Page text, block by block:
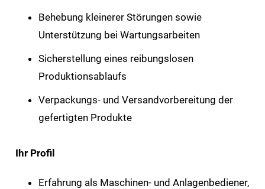
Behebung kleinerer Störungen sowie
Unterstützung bei Wartungsarbeiten
Sicherstellung eines reibungslosen
Produktionsablaufs
Verpackungs- und Versandvorbereitung der
gefertigten Produkte
Ihr Profil
Erfahrung als Maschinen- und Anlagenbediener,